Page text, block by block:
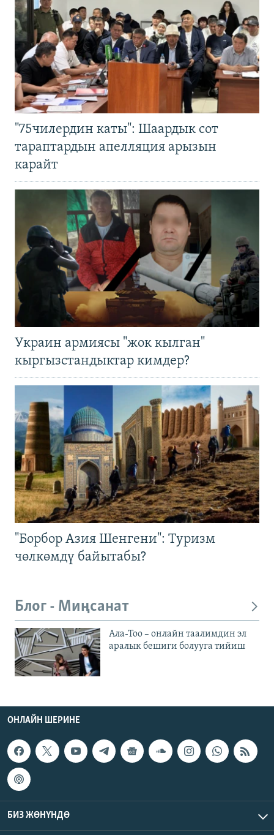
"75чилердин каты": Шаардык сот
тараптардын апелляция арызын
карайт
Украин армиясы "жок кылган"
кыргызстандыктар кимдер?
"Борбор Азия Шенгени": Туризм
чөлкөмдү байытабы?
Блог - Миңсанат
Ала-Тоо – онлайн таалимдин эл
аралык бешиги болууга тийиш
ОНЛАЙН ШЕРИНЕ
БИЗ ЖӨНҮНДӨ